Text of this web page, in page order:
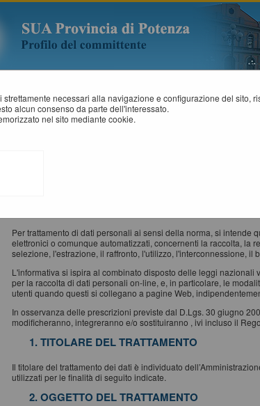
necessari alla navigazione e configurazione del sito,
alcun consenso da parte dell'interessato.
nel sito mediante cookie.
PRIVACY POLICY - INFORMATIVA PRIVACY
Ai sensi del Regolamento UE 2016/679 denominato
Per trattamento di dati personali ai sensi della norma, si
elettronici o comunque automatizzati, concernenti la raccolta, la
selezione, l'estrazione, il raffronto, l'utilizzo, l'interconnessione,
L'informativa si ispira al combinato disposto delle leggi
per la raccolta di dati personali on-line, e, in particolare, le
utenti quando questi si collegano a pagine Web,
In osservanza delle prescrizioni previste dal D.Lgs. 30 giugno
modificheranno, integreranno e/o sostituiranno , ivi incluso il
1. TITOLARE DEL TRATTAMENTO
Il titolare del trattamento dei dati è individuato
utilizzati per le finalità di seguito indicate.
2. OGGETTO DEL TRATTAMENTO